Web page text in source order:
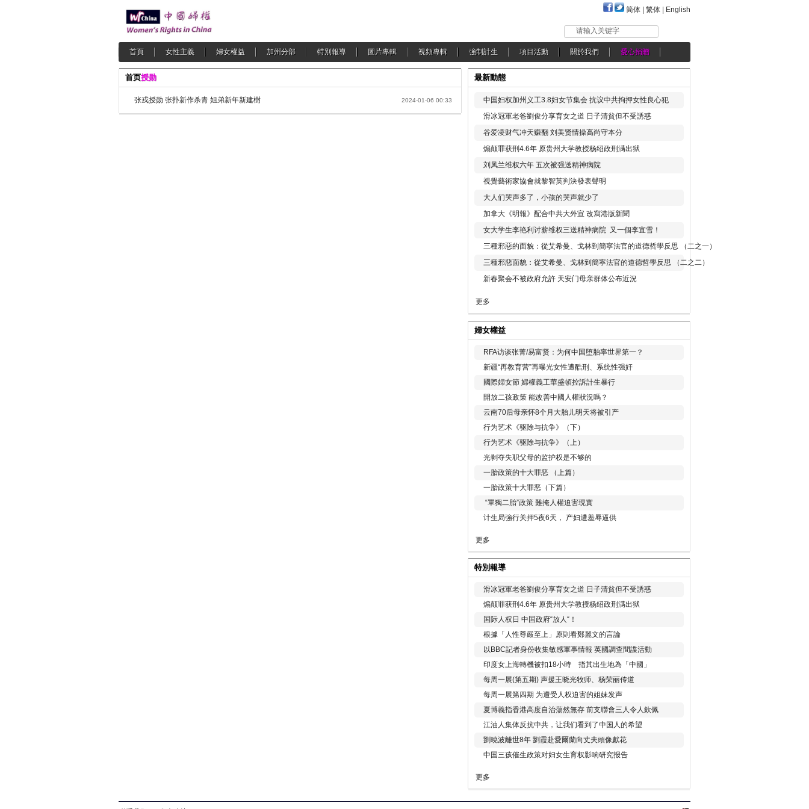
简体 繁体 English
请输入关键字
首頁 女性主義 婦女權益 加州分部 特別報導 圖片專輯 視頻專輯 強制計生 項目活動 關於我們 愛心捐贈
首页授勋
张戎授勋 张扑新作杀青 姐弟新年新建樹 2024-01-06 00:33
最新動態
中国妇权加州义工3.8妇女节集会 抗议中共拘押女性良心犯
滑冰冠軍老爸劉俊分享育女之道 日子清貧但不受誘惑
谷爱凌财气冲天赚翻 刘美贤情操高尚守本分
煽颠罪获刑4.6年 原贵州大学教授杨绍政刑满出狱
刘凤兰维权六年 五次被强送精神病院
視覺藝術家協會就黎智英判決發表聲明
大人们哭声多了，小孩的哭声就少了
加拿大《明報》配合中共大外宣 改寫港版新聞
女大学生李艳利讨薪维权三送精神病院 又一個李宜雪！
三種邪惡的面貌：從艾希曼、戈林到簡寧法官的道德哲學反思 （二之一）
三種邪惡面貌：從艾希曼、戈林到簡寧法官的道德哲學反思 （二之二）
新春聚会不被政府允許 天安门母亲群体公布近況
更多
婦女權益
RFA访谈张菁/易富贤：为何中国堕胎率世界第一？
新疆“再教育营”再曝光女性遭酷刑、系统性强奸
國際婦女節 婦權義工華盛頓控訴計生暴行
開放二孩政策 能改善中國人權狀況嗎？
云南70后母亲怀8个月大胎儿明天将被引产
行为艺术《驱除与抗争》（下）
行为艺术《驱除与抗争》（上）
光剥夺失职父母的监护权是不够的
一胎政策的十大罪恶 （上篇）
一胎政策十大罪恶（下篇）
“單獨二胎”政策 難掩人權迫害現實
计生局強行关押5夜6天， 产妇遭羞辱逼供
更多
特別報導
滑冰冠軍老爸劉俊分享育女之道 日子清貧但不受誘惑
煽颠罪获刑4.6年 原贵州大学教授杨绍政刑满出狱
国际人权日 中国政府“放人“！
根據「人性尊嚴至上」原則看鄭麗文的言論
以BBC記者身份收集敏感軍事情報 英國調查間諜活動
印度女上海轉機被扣18小時 指其出生地為「中國」
每周一展(第五期) 声援王晓光牧师、杨荣丽传道
每周一展第四期 为遭受人权迫害的姐妹发声
夏博義指香港高度自治蕩然無存 前支聯會三人令人欽佩
江油人集体反抗中共，让我们看到了中国人的希望
劉曉波離世8年 劉霞赴愛爾蘭向丈夫頭像獻花
中国三孩催生政策对妇女生育权影响研究报告
更多